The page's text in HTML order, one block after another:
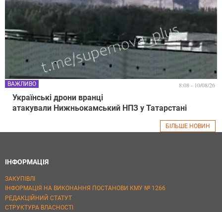
Українські дрони вранці
атакували Нижньокамський НПЗ у Татарстані
ВАЖЛИВО 8:08 - 10/08/26
БІЛЬШЕ НОВИН
ІНФОРМАЦІЯ
ЗАКУПІВЛІ
ІНФОРМАЦІЯ НА ВИКОНАННЯ ПОСТАНОВИ КМУ № 1266
РЕДАКЦІЙНИЙ СТАТУТ
СТРУКТУРА ВЛАСНОСТІ